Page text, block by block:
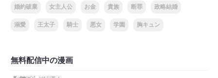
婚約破棄 女主人公 お金 貴族 断罪 政略結婚
溺愛 王太子 騎士 悪女 学園 胸キュン
無料配信中の漫画